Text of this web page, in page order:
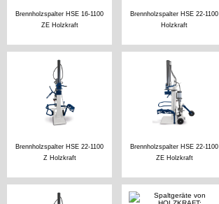
Brennholzspalter HSE 16-1100
ZE Holzkraft
Brennholzspalter HSE 22-1100
Holzkraft
Brennholzspalter HSE 22-1100
Z Holzkraft
Brennholzspalter HSE 22-1100
ZE Holzkraft